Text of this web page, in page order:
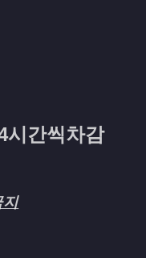
시간씩차감